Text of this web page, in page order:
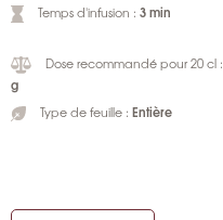
Temps d'infusion : 3 min
Dose recommandé pour 20 cl :
g
Type de feuille : Entière